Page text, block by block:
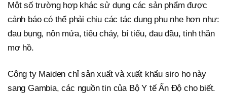
Một số trường hợp khác sử dụng các sản phẩm được
cảnh báo có thể phải chịu các tác dụng phụ nhẹ hơn như:
đau bụng, nôn mửa, tiêu chảy, bí tiểu, đau đầu, tinh thần
mơ hồ.
Công ty Maiden chỉ sản xuất và xuất khẩu siro ho này
sang Gambia, các nguồn tin của Bộ Y tế Ấn Độ cho biết.